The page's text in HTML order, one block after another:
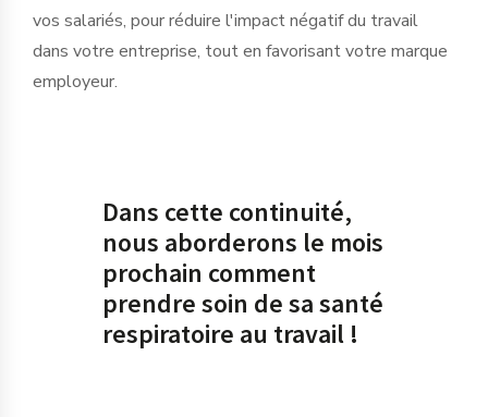
vos salariés, pour réduire l'impact négatif du travail
dans votre entreprise, tout en favorisant votre marque
employeur.
Dans cette continuité,
nous aborderons le mois
prochain comment
prendre soin de sa santé
respiratoire au travail !